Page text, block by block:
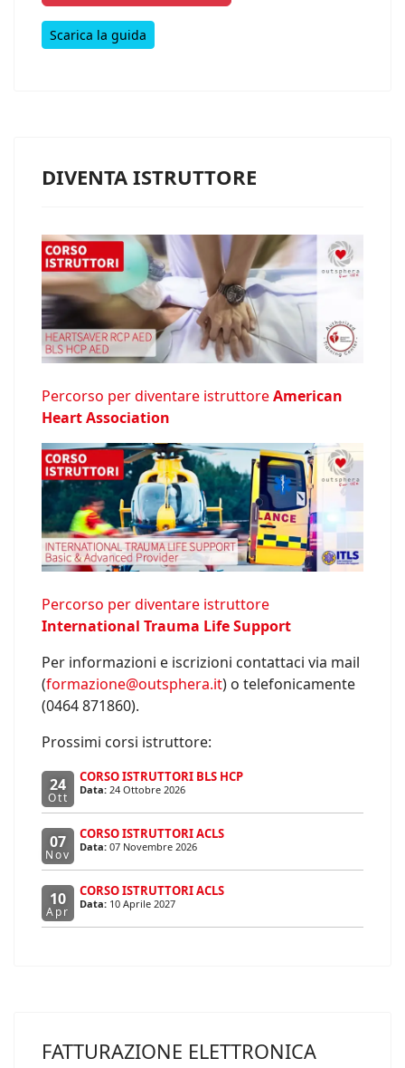
Scarica la guida
DIVENTA ISTRUTTORE
Percorso per diventare istruttoreAmerican
Heart Association
Percorso per diventare istruttore
International Trauma Life Support
Per informazioni e iscrizioni contattaci via mail
(formazione@outsphera.it) o telefonicamente
(0464 871860).
Prossimi corsi istruttore:
24
Ott
CORSO ISTRUTTORI BLS HCP
Data: 24 Ottobre 2026
07
Nov
CORSO ISTRUTTORI ACLS
Data: 07 Novembre 2026
10
Apr
CORSO ISTRUTTORI ACLS
Data: 10 Aprile 2027
FATTURAZIONE ELETTRONICA